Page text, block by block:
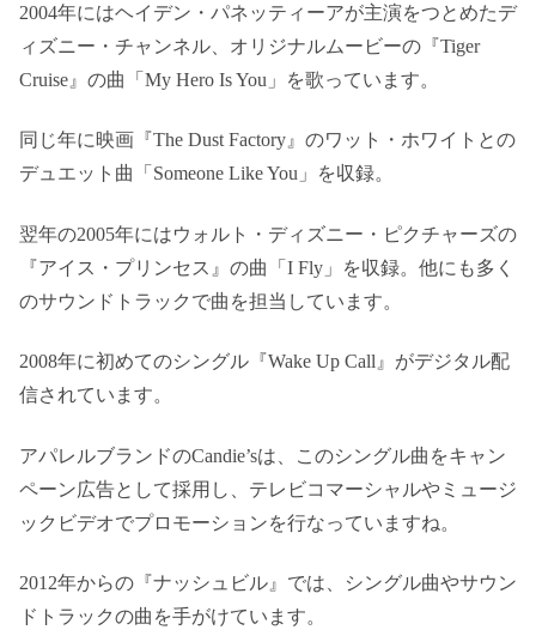
2004年にはヘイデン・パネッティーアが主演をつとめたデ
ィズニー・チャンネル、オリジナルムービーの『Tiger
Cruise』の曲「My Hero Is You」を歌っています。
同じ年に映画『The Dust Factory』のワット・ホワイトとの
デュエット曲「Someone Like You」を収録。
翌年の2005年にはウォルト・ディズニー・ピクチャーズの
『アイス・プリンセス』の曲「I Fly」を収録。他にも多く
のサウンドトラックで曲を担当しています。
2008年に初めてのシングル『Wake Up Call』がデジタル配
信されています。
アパレルブランドのCandie’sは、このシングル曲をキャン
ペーン広告として採用し、テレビコマーシャルやミュージ
ックビデオでプロモーションを行なっていますね。
2012年からの『ナッシュビル』では、シングル曲やサウン
ドトラックの曲を手がけています。